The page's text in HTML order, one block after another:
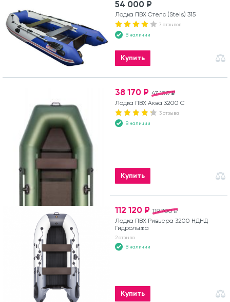
54 000 ₽
Лодка ПВХ Стелс (Stels) 315
7 отзывов
В наличии
Купить
47 100 ₽
38 170 ₽
Лодка ПВХ Аква 3200 С
3 отзыва
В наличии
Купить
119 700 ₽
112 120 ₽
Лодка ПВХ Ривьера 3200 НДНД
Гидролыжа
2 отзыва
В наличии
Купить